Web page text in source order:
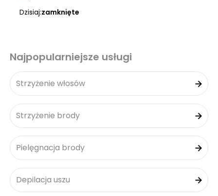
Dzisiaj:zamknięte
Najpopularniejsze usługi
Strzyżenie włosów
Strzyżenie brody
Pielęgnacja brody
Depilacja uszu